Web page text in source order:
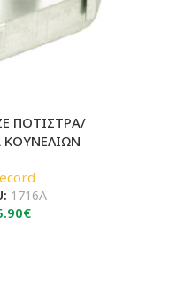
ΠΟΤΙΣΤΡΑ/
ΚΟΥΝΕΛΙΩΝ
1716Α
€